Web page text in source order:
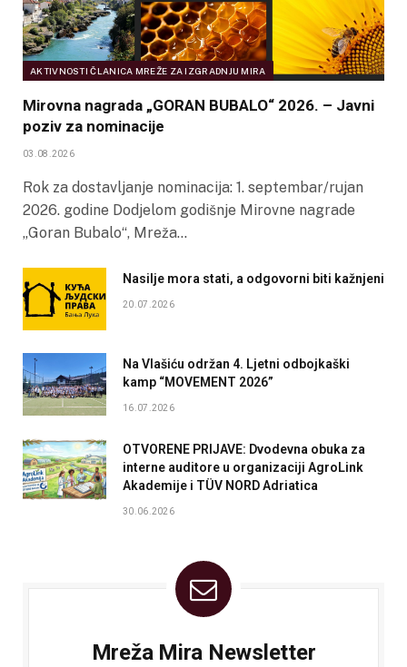
AKTIVNOSTI ČLANICA MREŽE ZA IZGRADNJU MIRA
Mirovna nagrada „GORAN BUBALO“ 2026. – Javni
poziv za nominacije
03.08.2026
Rok za dostavljanje nominacija: 1. septembar/rujan
2026. godine Dodjelom godišnje Mirovne nagrade
„Goran Bubalo“, Mreža…
Nasilje mora stati, a odgovorni biti kažnjeni
20.07.2026
Na Vlašiću održan 4. Ljetni odbojkaški
kamp “MOVEMENT 2026”
16.07.2026
OTVORENE PRIJAVE: Dvodevna obuka za
interne auditore u organizaciji AgroLink
Akademije i TÜV NORD Adriatica
30.06.2026
Mreža Mira Newsletter